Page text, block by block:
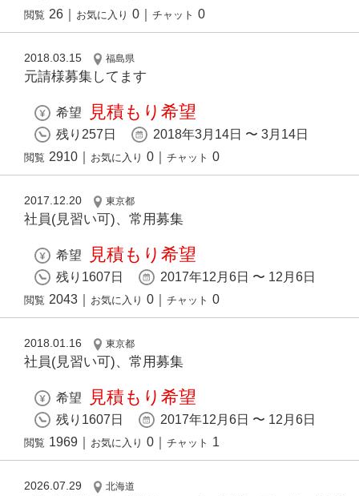
閲覧 26 お気に入り 0 チャット 0
2018.03.15 福島県
元請様募集してます
希望 見積もり希望
残り257日 2018年3月14日 〜 3月14日
閲覧 2910 お気に入り 0 チャット 0
2017.12.20 東京都
社員(見習い可)、常用募集
希望 見積もり希望
残り1607日 2017年12月6日 〜 12月6日
閲覧 2043 お気に入り 0 チャット 0
2018.01.16 東京都
社員(見習い可)、常用募集
希望 見積もり希望
残り1607日 2017年12月6日 〜 12月6日
閲覧 1969 お気に入り 0 チャット 1
2026.07.29 北海道